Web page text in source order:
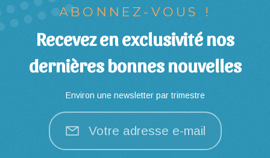
ABONNEZ-VOUS !
Recevez en exclusivité nos
dernières bonnes nouvelles
Environ une newsletter par trimestre
Votre adresse e-mail